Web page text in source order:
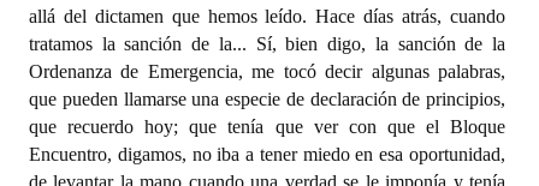
allá del dictamen que hemos leído. Hace días atrás, cuando
tratamos la sanción de la... Sí, bien digo, la sanción de la
Ordenanza de Emergencia, me tocó decir algunas palabras,
que pueden llamarse una especie de declaración de principios,
que recuerdo hoy; que tenía que ver con que el Bloque
Encuentro, digamos, no iba a tener miedo en esa oportunidad,
de levantar la mano cuando una verdad se le imponía y tenía